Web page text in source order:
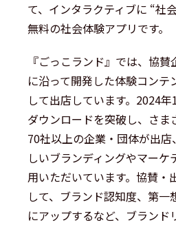
て、インタラクティブに “社
無料の社会体験アプリです。
『ごっこランド』では、協
に沿って開発した体験コンテ
して出店しています。2024
ダウンロードを突破し、さま
70社以上の企業・団体が出
しいブランディングやマーケ
用いただいています。協賛・
して、ブランド認知度、第
にアップするなど、ブランド